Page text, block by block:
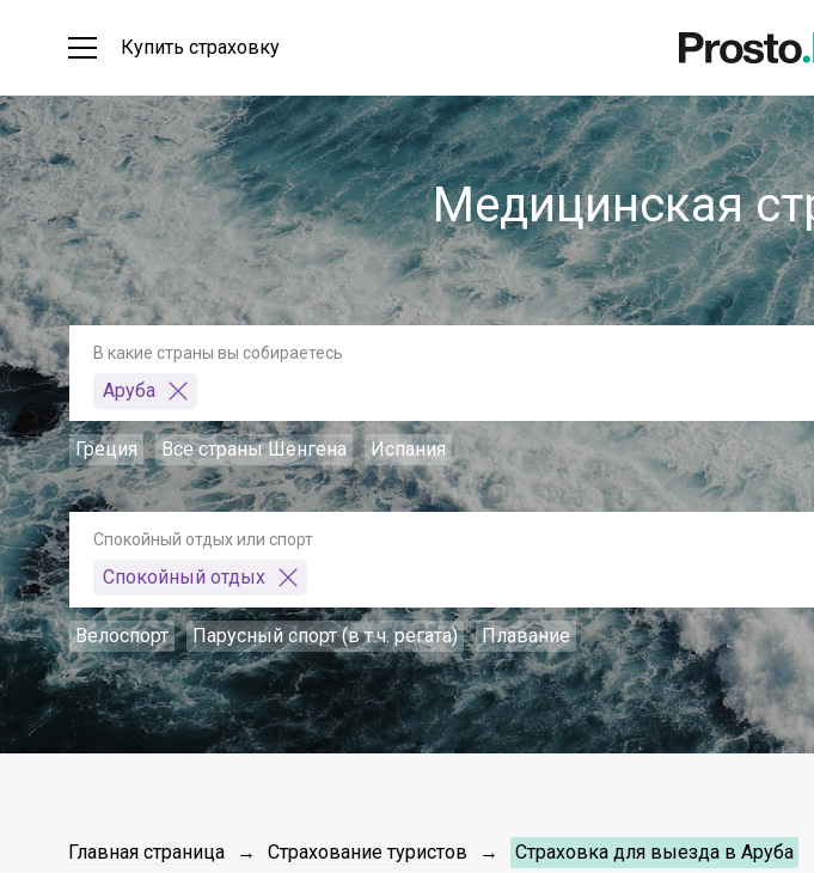
Купить страховку
Медицинская
В какие страны вы собираетесь
Аруба
Греция Все страны Шенгена Испания
Спокойный отдых или спорт
Спокойный отдых
Велоспорт Парусный спорт (в т.ч. регата) Плавание
Главная страница Страхование туристов Страховка для выезда в Аруба